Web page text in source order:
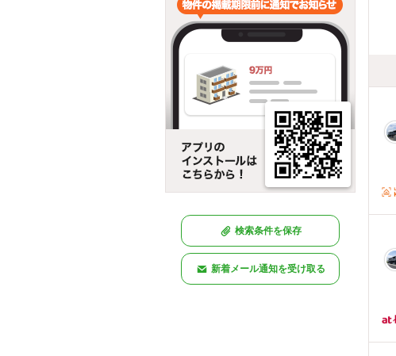
検索条件を保存
新着メール通知を受け取る